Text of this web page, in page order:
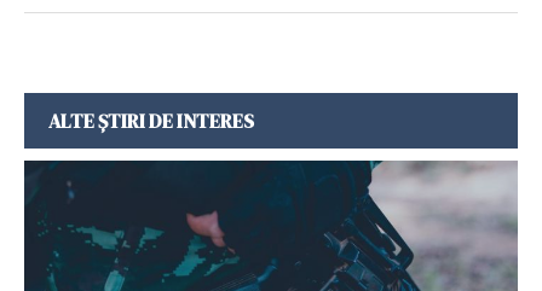
ALTE ȘTIRI DE INTERES